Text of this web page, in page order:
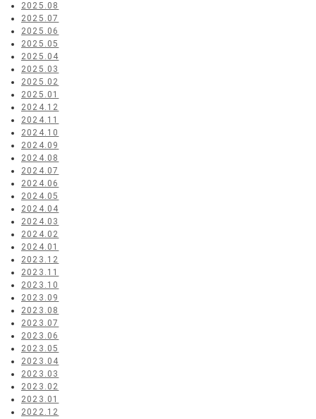
2025.08
2025.07
2025.06
2025.05
2025.04
2025.03
2025.02
2025.01
2024.12
2024.11
2024.10
2024.09
2024.08
2024.07
2024.06
2024.05
2024.04
2024.03
2024.02
2024.01
2023.12
2023.11
2023.10
2023.09
2023.08
2023.07
2023.06
2023.05
2023.04
2023.03
2023.02
2023.01
2022.12